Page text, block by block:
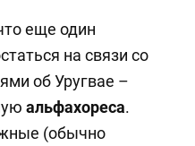
еще один
на связи со
об Уругвае –
альфахореса.
(обычно